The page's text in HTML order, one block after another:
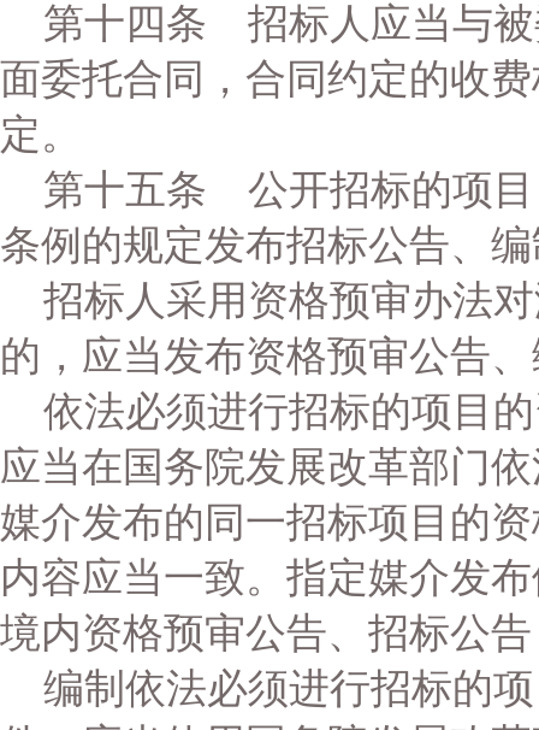
第十四条 招标人应当与被
面委托合同，合同约定的收
定。
第十五条 公开招标的项目
条例的规定发布招标公告、
招标人采用资格预审办法
的，应当发布资格预审公告
依法必须进行招标的项目
应当在国务院发展改革部门
媒介发布的同一招标项目的
内容应当一致。指定媒介发
境内资格预审公告、招标公
编制依法必须进行招标的